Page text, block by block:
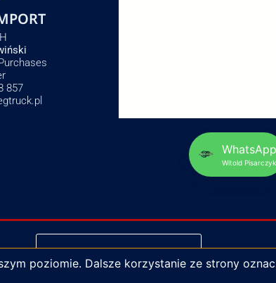
857
WhatsApp
Witold Pisarczyk
NAPISZ DO NAS
poziomie. Dalsze korzystanie ze strony